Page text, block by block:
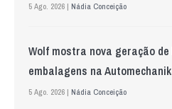
5 Ago. 2026 | Nádia Conceição
Wolf mostra nova geração
embalagens na
5 Ago. 2026 | Nádia Conceição